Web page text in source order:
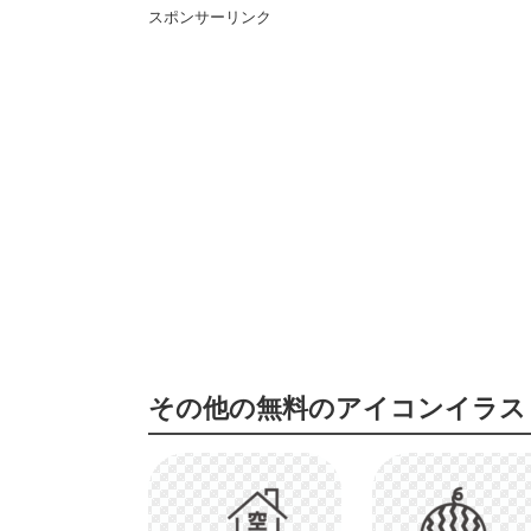
スポンサーリンク
その他の無料のアイコンイラ